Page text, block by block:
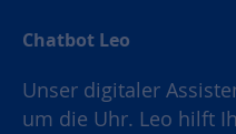
Chatbot Leo
Unser digitaler
um die Uhr. Leo hilft